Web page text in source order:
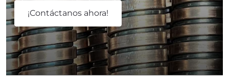
¡Contáctanos ahora!